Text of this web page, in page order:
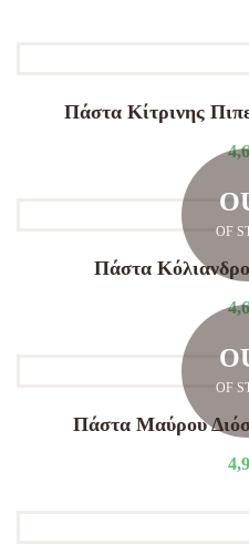
Πάστα Κίτρινης
OF
Πάστα
OF
Πάστα Μαύρου